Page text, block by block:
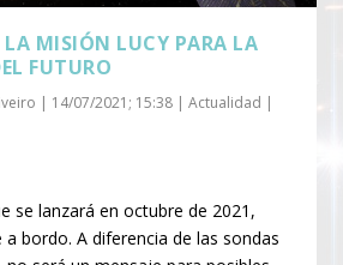
LA MISIÓN LUCY PARA LA
FUTURO
| 14/07/2021; 15:38 |Actualidad |
se lanzará en octubre de 2021,
bordo. A diferencia de las sondas